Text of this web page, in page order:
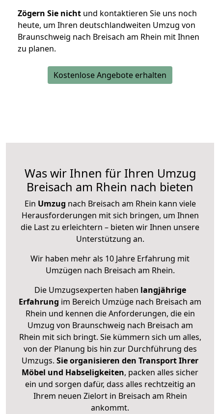
Zögern Sie nicht und kontaktieren Sie uns noch
heute, um Ihren deutschlandweiten Umzug von
Braunschweig nach Breisach am Rhein mit Ihnen
zu planen.
Kostenlose Angebote erhalten
Was wir Ihnen für Ihren Umzug
Breisach am Rhein nach bieten
Ein Umzug nach Breisach am Rhein kann viele
Herausforderungen mit sich bringen, um Ihnen
die Last zu erleichtern – bieten wir Ihnen unsere
Unterstützung an.
Wir haben mehr als 10 Jahre Erfahrung mit
Umzügen nach Breisach am Rhein.
Die Umzugsexperten haben langjährige
Erfahrung im Bereich Umzüge nach Breisach am
Rhein und kennen die Anforderungen, die ein
Umzug von Braunschweig nach Breisach am
Rhein mit sich bringt. Sie kümmern sich um alles,
von der Planung bis hin zur Durchführung des
Umzugs. Sie organisieren den Transport Ihrer
Möbel und Habseligkeiten, packen alles sicher
ein und sorgen dafür, dass alles rechtzeitig an
Ihrem neuen Zielort in Breisach am Rhein
ankommt.